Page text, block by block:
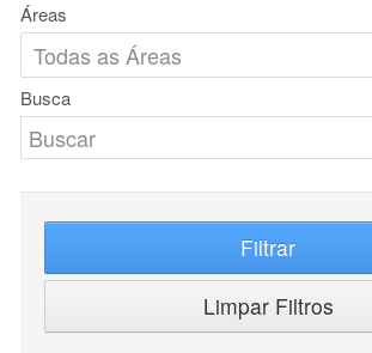
Áreas
Busca
Filtrar
Limpar Filtros